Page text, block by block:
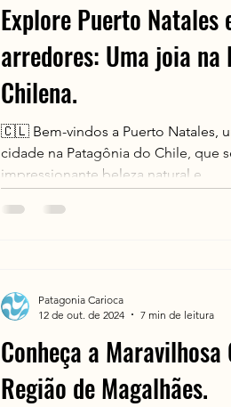
Explore Puerto Natales
arredores: Uma joia na
Chilena.
🇨🇱 Bem-vindos a Puerto Natales,
cidade na Patagônia do Chile, que
impressionante beleza natural e...
Conheça a
Região de Magalhães.
Patagonia Carioca
12 de out. de 2024
7 min de leitura